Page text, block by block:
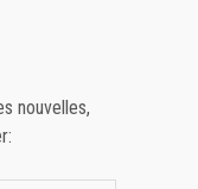
nouvelles,